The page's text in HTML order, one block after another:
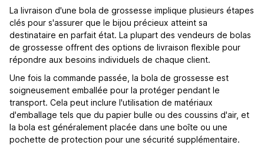
La livraison d'une bola de grossesse implique plusieurs étapes
clés pour s'assurer que le bijou précieux atteint sa
destinataire en parfait état. La plupart des vendeurs de bolas
de grossesse offrent des options de livraison flexible pour
répondre aux besoins individuels de chaque client.
Une fois la commande passée, la bola de grossesse est
soigneusement emballée pour la protéger pendant le
transport. Cela peut inclure l'utilisation de matériaux
d'emballage tels que du papier bulle ou des coussins d'air, et
la bola est généralement placée dans une boîte ou une
pochette de protection pour une sécurité supplémentaire.